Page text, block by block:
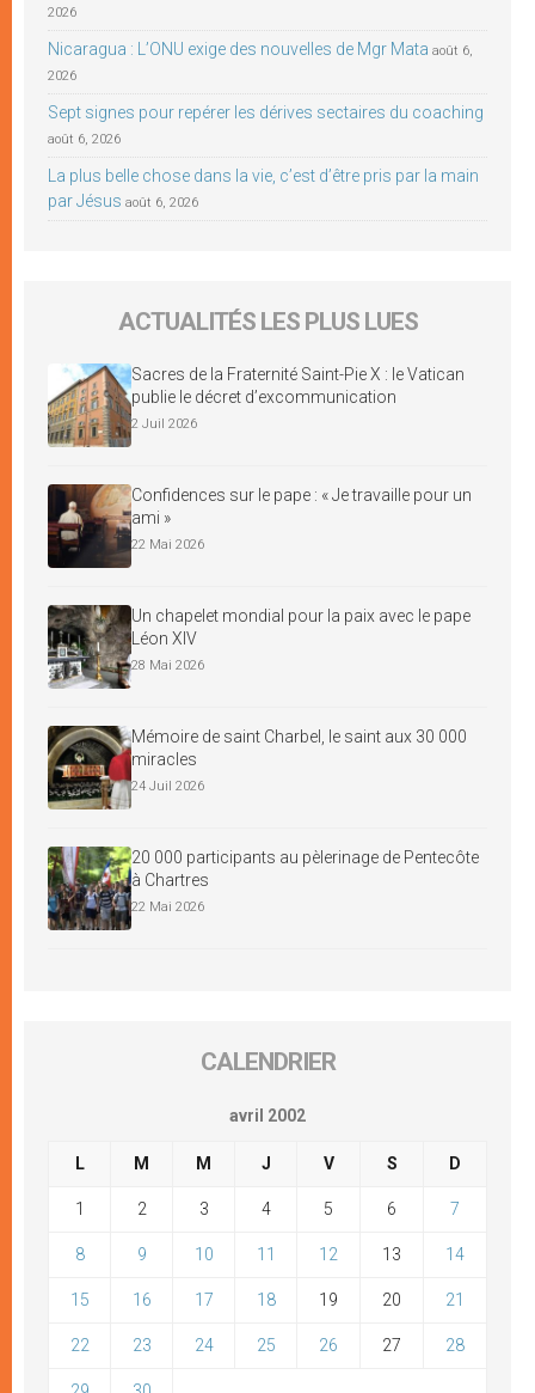
2026
Nicaragua : L’ONU exige des nouvelles de Mgr Mata août 6,
2026
Sept signes pour repérer les dérives sectaires du coaching
août 6, 2026
La plus belle chose dans la vie, c’est d’être pris par la main
par Jésus août 6, 2026
ACTUALITÉS LES PLUS LUES
Sacres de la Fraternité Saint-Pie X : le Vatican
publie le décret d’excommunication
2 Juil 2026
Confidences sur le pape : « Je travaille pour un
ami »
22 Mai 2026
Un chapelet mondial pour la paix avec le pape
Léon XIV
28 Mai 2026
Mémoire de saint Charbel, le saint aux 30 000
miracles
24 Juil 2026
20 000 participants au pèlerinage de Pentecôte
à Chartres
22 Mai 2026
CALENDRIER
avril 2002
L M M J V S D
1 2 3 4 5 6 7
8 9 10 11 12 13 14
15 16 17 18 19 20 21
22 23 24 25 26 27 28